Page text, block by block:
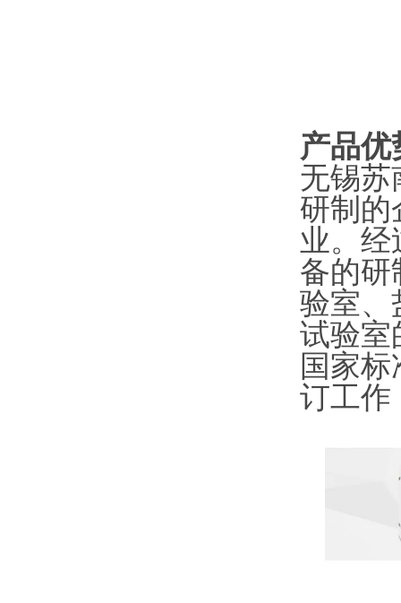
产品优
无锡苏
研制的
业。经
备的研
验室、
试验室
国家
订工作